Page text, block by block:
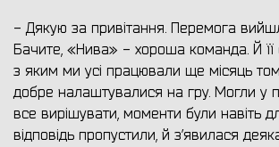
- Дякую за привітання. Перемога
Бачите, «Нива» - хороша команда. Й її
з яким ми усі працювали ще місяць
добре налаштувалися на гру. Могли у
все вирішувати, моменти були навіть
відповідь пропустили, й з’явилася